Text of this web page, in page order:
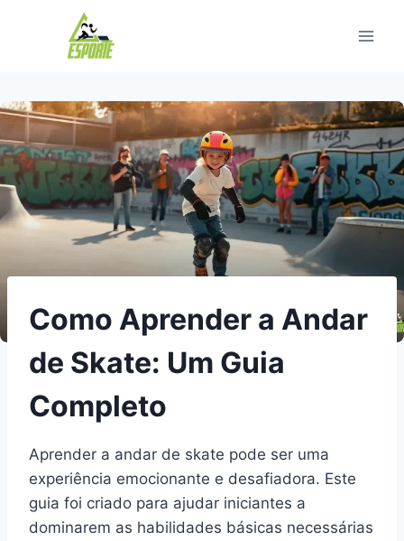
Como Aprender a Andar
de Skate: Um Guia
Completo
Aprender a andar de skate pode ser uma
experiência emocionante e desafiadora. Este
guia foi criado para ajudar iniciantes a
dominarem as habilidades básicas necessárias